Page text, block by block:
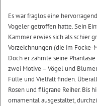
Es war fraglos eine
Vogeler getroffen hatte. Sein
Kammer erwies sich als schier
Vorzeichnungen (die im Focke-
Doch er zähmte seine
zwei Motive – Vögel und
Fülle und Vielfalt finden.
Rosen und filigrane Reiher. Bis
ornamental ausgestaltet,